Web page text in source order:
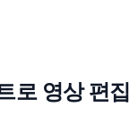
로 영상 편집